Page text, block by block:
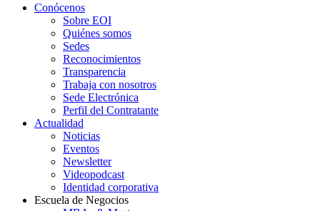
Conócenos
Sobre EOI
Quiénes somos
Sedes
Reconocimientos
Transparencia
Trabaja con nosotros
Sede Electrónica
Perfil del Contratante
Actualidad
Noticias
Eventos
Newsletter
Videopodcast
Identidad corporativa
Escuela de Negocios